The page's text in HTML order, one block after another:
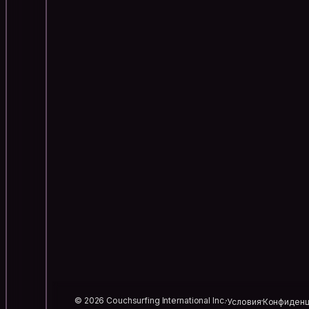
© 2026 Couchsurfing International Inc.Условия